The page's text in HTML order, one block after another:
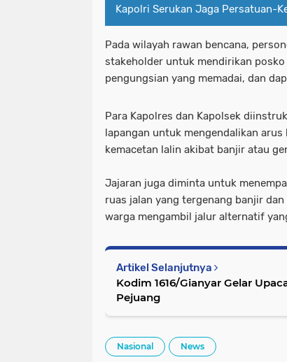
Kapolri Serukan Jaga Persatuan-
Pada wilayah rawan bencana,
stakeholder untuk mendirikan
pengungsian yang memadai, dan
Para Kapolres dan Kapolsek
lapangan untuk mengendalikan
kemacetan lalin akibat banjir atau
Jajaran juga diminta untuk
ruas jalan yang tergenang banjir
warga mengambil jalur alternatif
Artikel Selanjutnya
Kodim 1616/Gianyar Gelar
Pejuang
Nasional News